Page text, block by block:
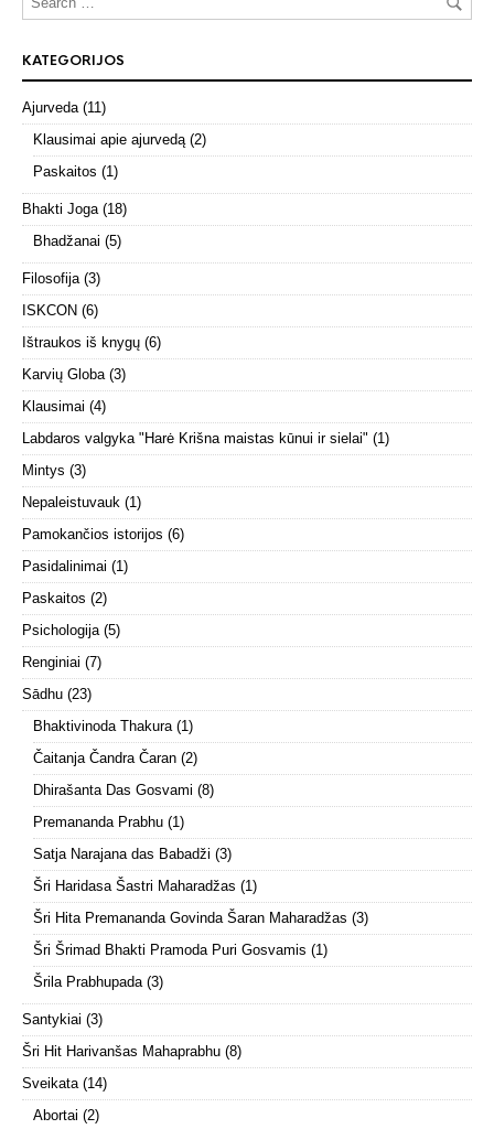
KATEGORIJOS
Ajurveda (11)
Klausimai apie ajurvedą (2)
Paskaitos (1)
Bhakti Joga (18)
Bhadžanai (5)
Filosofija (3)
ISKCON (6)
Ištraukos iš knygų (6)
Karvių Globa (3)
Klausimai (4)
Labdaros valgyka "Harė Krišna maistas kūnui ir sielai" (1)
Mintys (3)
Nepaleistuvauk (1)
Pamokančios istorijos (6)
Pasidalinimai (1)
Paskaitos (2)
Psichologija (5)
Renginiai (7)
Sādhu (23)
Bhaktivinoda Thakura (1)
Čaitanja Čandra Čaran (2)
Dhirašanta Das Gosvami (8)
Premananda Prabhu (1)
Satja Narajana das Babadži (3)
Šri Haridasa Šastri Maharadžas (1)
Šri Hita Premananda Govinda Šaran Maharadžas (3)
Šri Šrimad Bhakti Pramoda Puri Gosvamis (1)
Šrila Prabhupada (3)
Santykiai (3)
Šri Hit Harivanšas Mahaprabhu (8)
Sveikata (14)
Abortai (2)